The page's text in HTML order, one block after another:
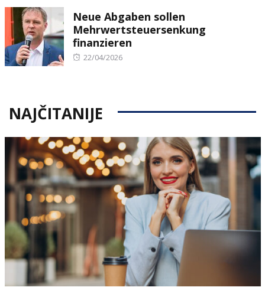
Neue Abgaben sollen
Mehrwertsteuersenkung
finanzieren
Posted
22/04/2026
NAJČITANIJE